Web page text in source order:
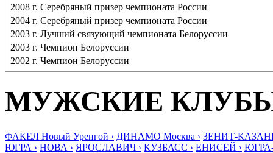
2008 г. Серебряный призер чемпионата России
2004 г. Серебряный призер чемпионата России
2003 г. Лучший связующий чемпионата Белоруссии
2003 г. Чемпион Белоруссии
2002 г. Чемпион Белоруссии
МУЖСКИЕ
ФАКЕЛ Новый Уренгой › ДИНАМО Москва › ЗЕНИТ-
ЮГРА › НОВА › ЯРОСЛАВИЧ › КУЗБАСС › ЕНИСЕЙ ›